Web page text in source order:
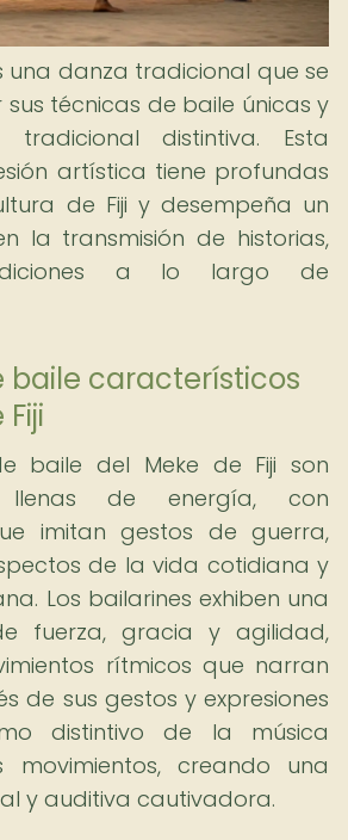
una danza tradicional que se
técnicas de baile únicas y
tradicional distintiva. Esta
artística tiene profundas
de Fiji y desempeña un
la transmisión de historias,
a lo largo de
baile característicos
baile del Meke de Fiji son
de energía, con
imitan gestos de guerra,
de la vida cotidiana y
Los bailarines exhiben una
fuerza, gracia y agilidad,
rítmicos que narran
de sus gestos y expresiones
distintivo de la música
creando una
y auditiva cautivadora.